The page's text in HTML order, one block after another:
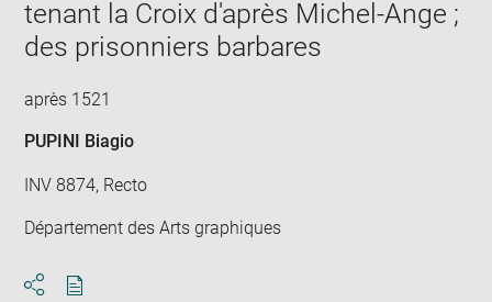
tenant la Croix d'après Michel-Ange ;
des prisonniers barbares
après 1521
PUPINI Biagio
INV 8874, Recto
Département des Arts graphiques